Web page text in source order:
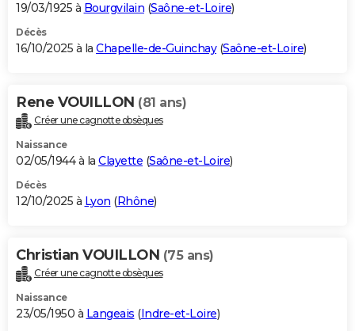
19/03/1925 à Bourgvilain (Saône-et-Loire)
Décès
16/10/2025 à la Chapelle-de-Guinchay(Saône-et-Loire)
Rene VOUILLON (81 ans)
Créer une cagnotte obsèques
Naissance
02/05/1944 à la Clayette (Saône-et-Loire)
Décès
12/10/2025 à Lyon (Rhône)
Christian VOUILLON (75 ans)
Créer une cagnotte obsèques
Naissance
23/05/1950 à Langeais (Indre-et-Loire)